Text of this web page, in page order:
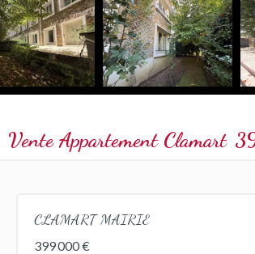
Vente Appartement Clamart
CLAMART MAIRIE
399 000 €